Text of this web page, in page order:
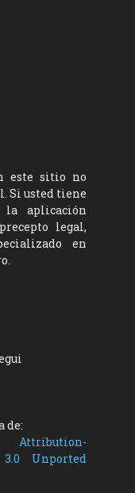
este sitio no
Si usted tiene
la aplicación
legal,
en
de:
3.0 Unported